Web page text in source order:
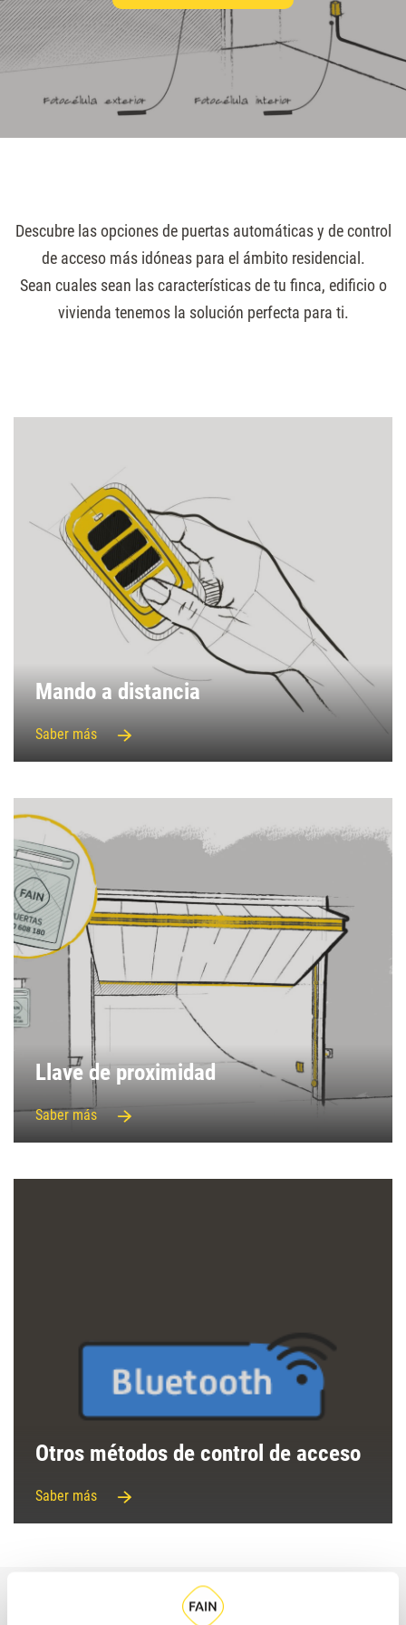
Descubre las opciones de puertas automáticas y de control
de acceso más idóneas para el ámbito residencial.
Sean cuales sean las características de tu finca, edificio o
vivienda tenemos la solución perfecta para ti.
Mando a distancia
Saber más
Llave de proximidad
Saber más
Otros métodos de control de acceso
Saber más